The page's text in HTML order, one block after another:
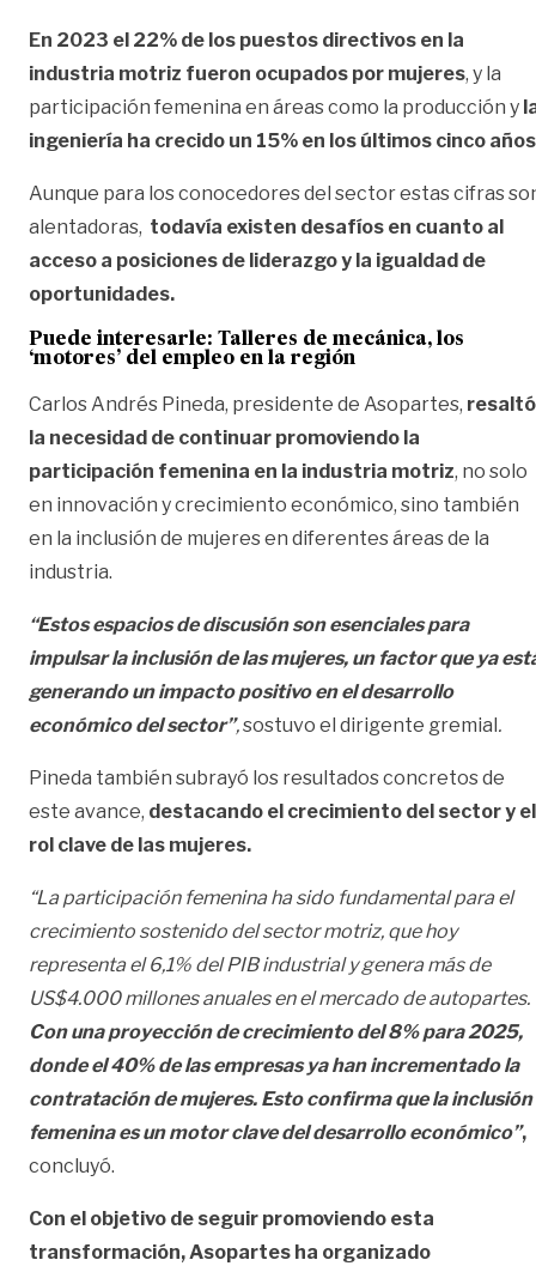
En 2023 el 22% de los puestos directivos en la
industria motriz fueron ocupados por mujeres, y la
participación femenina en áreas como la producción y
ingeniería ha crecido un 15% en los últimos cinco
Aunque para los conocedores del sector estas cifras
alentadoras, todavía existen desafíos en cuanto al
acceso a posiciones de liderazgo y la igualdad de
oportunidades.
Puede interesarle: Talleres de mecánica, los
‘motores’ del empleo en la región
Carlos Andrés Pineda, presidente de Asopartes, resaltó
la necesidad de continuar promoviendo la
participación femenina en la industria motriz, no solo
en innovación y crecimiento económico, sino también
en la inclusión de mujeres en diferentes áreas de la
industria.
“Estos espacios de discusión son esenciales para
impulsar la inclusión de las mujeres, un factor que ya
generando un impacto positivo en el desarrollo
económico del sector”,sostuvo el dirigente gremial.
Pineda también subrayó los resultados concretos de
este avance, destacando el crecimiento del sector y el
rol clave de las mujeres.
“La participación femenina ha sido fundamental para el
crecimiento sostenido del sector motriz, que hoy
representa el 6,1% del PIB industrial y genera más de
US$4.000 millones anuales en el mercado de autopartes.
Con una proyección de crecimiento del 8% para 2025,
donde el 40% de las empresas ya han incrementado la
contratación de mujeres. Esto confirma que la inclusión
femenina es un motor clave del desarrollo económico”,
concluyó.
Con el objetivo de seguir promoviendo esta
transformación, Asopartes ha organizado